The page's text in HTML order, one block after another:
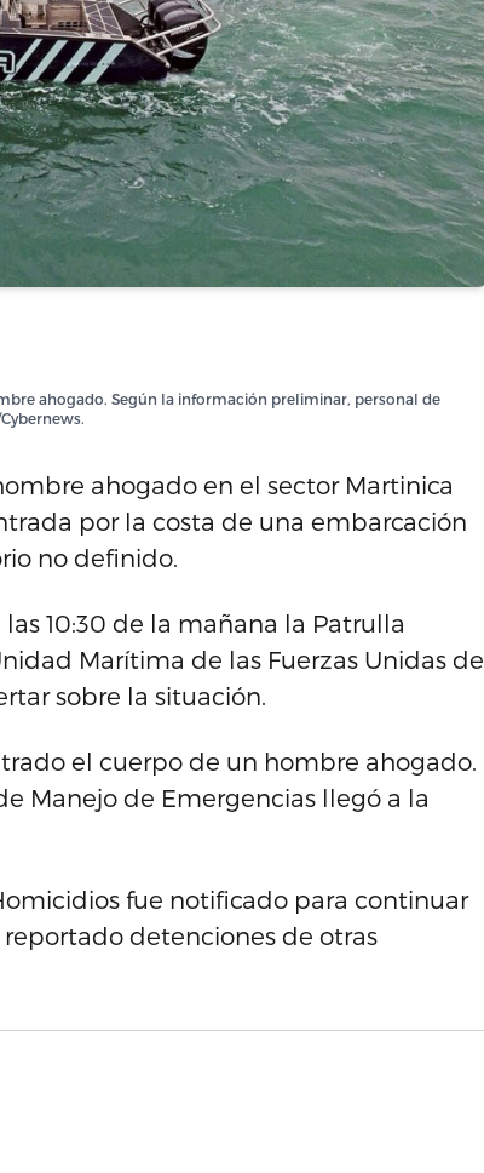
ahogado. Según la información preliminar, personal de
ahogado en el sector Martinica
por la costa de una embarcación
no definido.
10:30 de la mañana la Patrulla
Marítima de las Fuerzas Unidas de
sobre la situación.
el cuerpo de un hombre ahogado.
Manejo de Emergencias llegó a la
fue notificado para continuar
detenciones de otras